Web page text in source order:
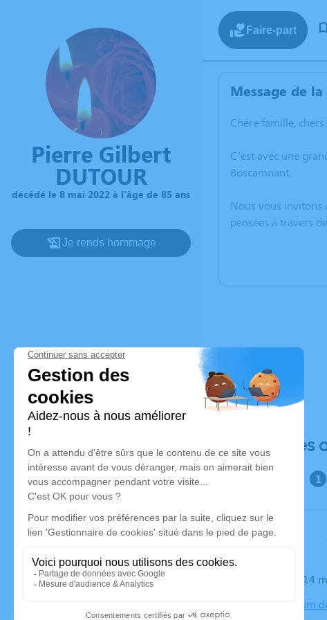
Pierre Gilbert
DUTOUR
décédé le 8 mai 2022 à l'âge de 85 ans
Je rends hommage
Faire-part
Message de
Chère famille, chers
C’est avec une
Boscamnant.
Nous vous invitons
pensées à travers
Déroulé des
Le samedi
Crématorium